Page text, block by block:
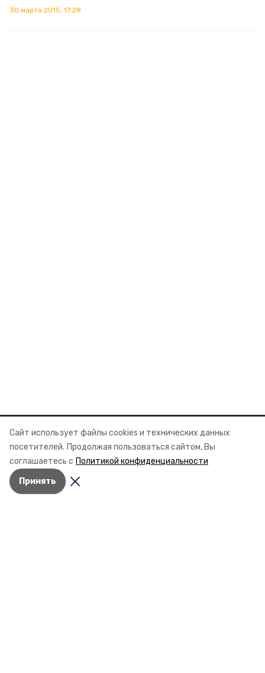
Сайт использует файлы cookies и технических данных
посетителей. Продолжая пользоваться сайтом, Вы
соглашаетесь с Политикой конфиденциальности
Принять
30 марта 2015, 17:28
Статьи